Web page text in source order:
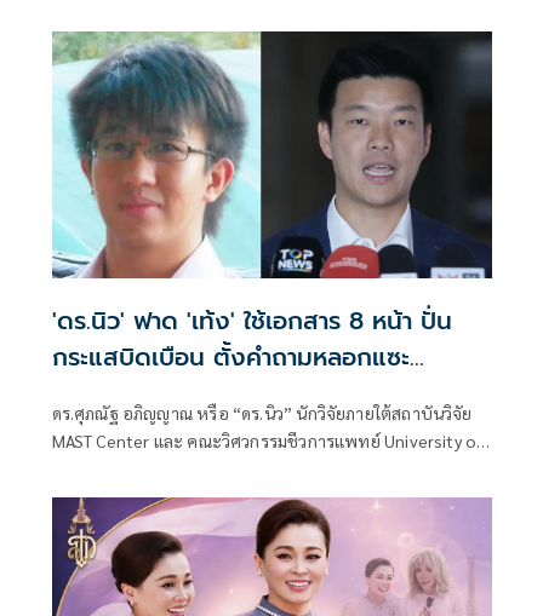
และนวัตกรรมสมัยใหม่"
'ดร.นิว' ฟาด 'เท้ง' ใช้เอกสาร 8 หน้า ปั่น
กระแสบิดเบือน ตั้งคำถามหลอกแซะ
ดร.ศุภณัฐ อภิญญาณ หรือ “ดร.นิว” นักวิจัยภายใต้สถาบันวิจัย
MAST Center และ คณะวิศวกรรมชีวการแพทย์ University of
นายณัฐพงษ์ เรืองปัญญาวุฒิ ส.ส.บัญชีรายชื่อ พรรคประชาชน
อภิปรายเกี่ยวกับงบฯหน่วยราชการในพระองค์ ว่า